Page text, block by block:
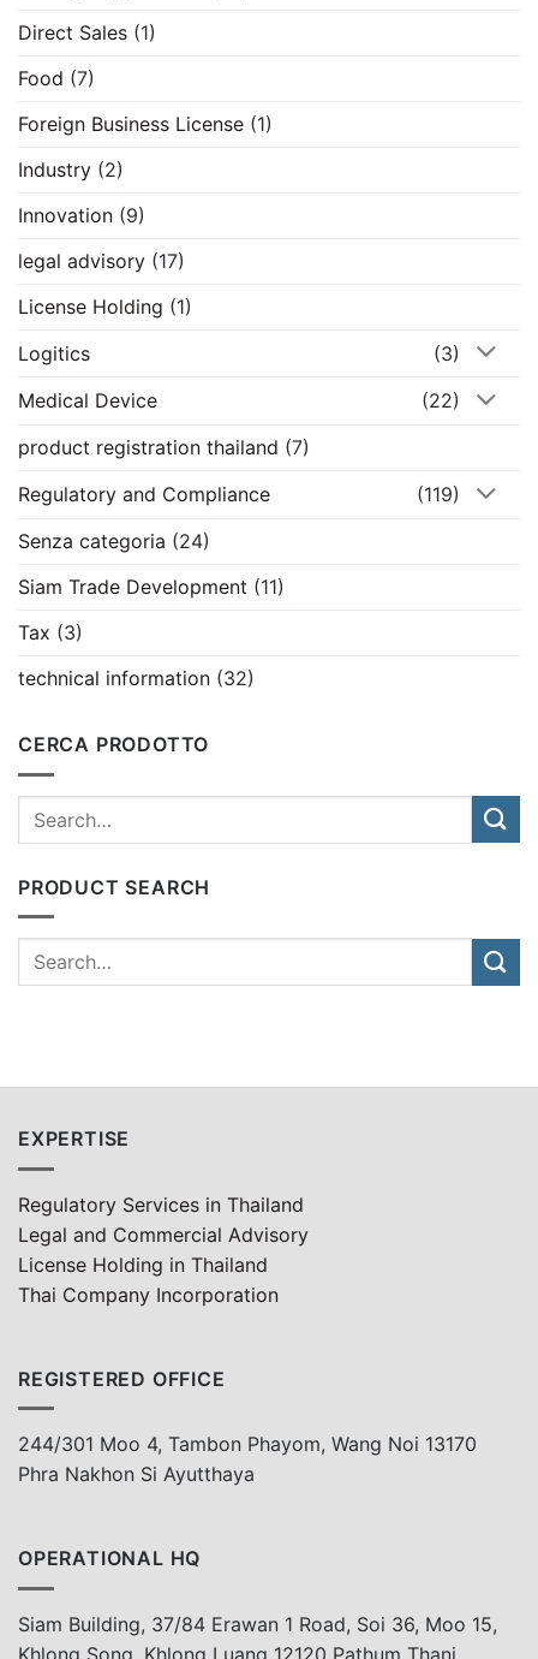
Direct Sales (1)
Food (7)
Foreign Business License (1)
Industry (2)
Innovation (9)
legal advisory (17)
License Holding (1)
Logitics
(3)
Medical Device
(22)
product registration thailand (7)
Regulatory and Compliance
(119)
Senza categoria (24)
Siam Trade Development (11)
Tax (3)
technical information (32)
CERCA PRODOTTO
PRODUCT SEARCH
EXPERTISE
Regulatory Services in Thailand
Legal and Commercial Advisory
License Holding in Thailand
Thai Company Incorporation
REGISTERED OFFICE
244/301 Moo 4, Tambon Phayom, Wang Noi 13170
Phra Nakhon Si Ayutthaya
OPERATIONAL HQ
Siam Building, 37/84 Erawan 1 Road, Soi 36, Moo 15,
Khlong Song, Khlong Luang 12120 Pathum Thani